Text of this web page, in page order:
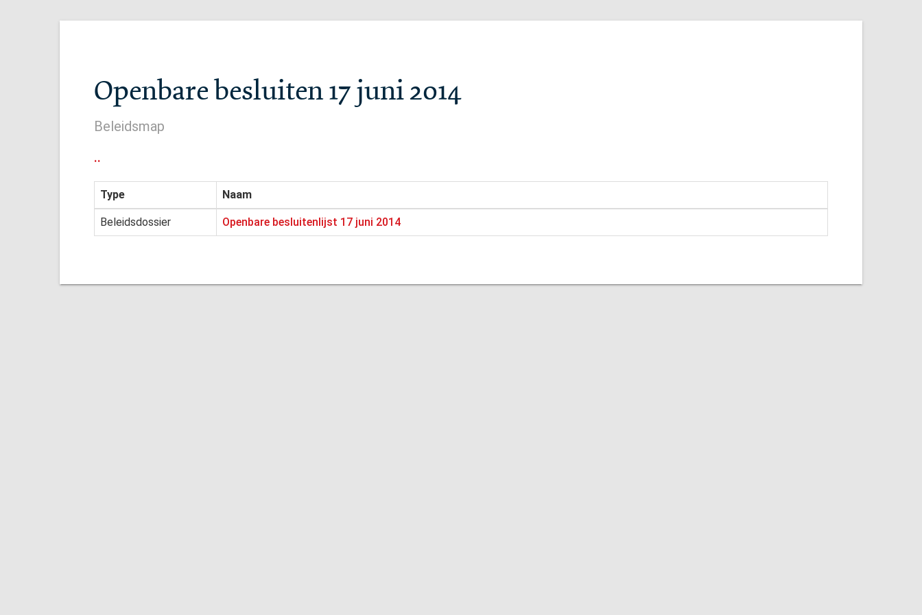
Openbare besluiten 17 juni 2014
Beleidsmap
..
Type Naam
Beleidsdossier Openbare besluitenlijst 17 juni 2014